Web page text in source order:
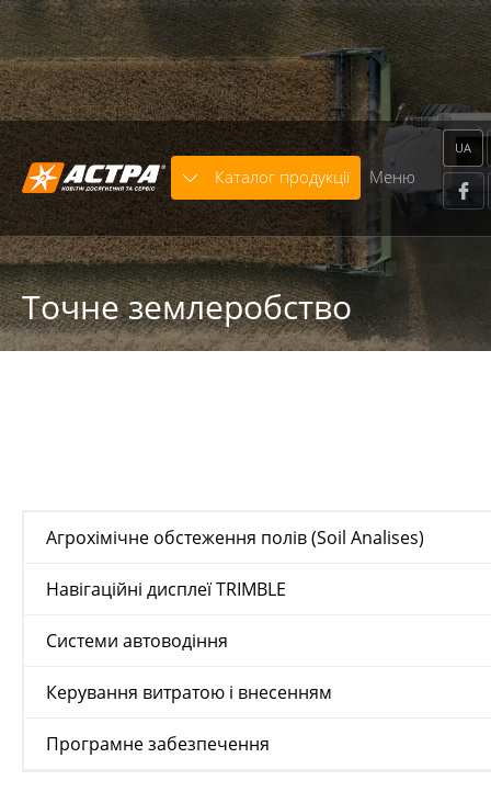
Warning: trim() expects parameter 1 to be string, array
given in
/home/astra/public_html/includes/modules/Template/
on line664
Каталог продукції Меню
UA
Точне землеробство
Агрохімічне обстеження полів (Soil Analises)
Навігаційні дисплеї TRIMBLE
Системи автоводіння
Керування витратою і внесенням
Програмне забезпечення